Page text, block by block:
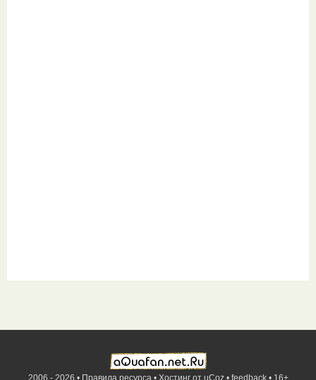
2006 - 2026 • Правила ресурса • Хостинг от uCoz• feedback• 16+